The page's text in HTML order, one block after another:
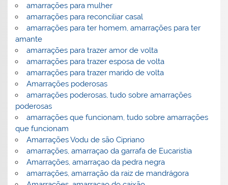
amarrações para mulher
amarrações para reconciliar casal
amarrações para ter homem, amarrações para ter
amante
amarrações para trazer amor de volta
amarrações para trazer esposa de volta
amarrações para trazer marido de volta
Amarrações poderosas
amarrações poderosas, tudo sobre amarrações
poderosas
amarrações que funcionam, tudo sobre amarrações
que funcionam
Amarrações Vodu de são Cipriano
amarrações, amarraçao da garrafa de Eucaristia
Amarrações, amarraçao da pedra negra
amarrações, amarração da raiz de mandrágora